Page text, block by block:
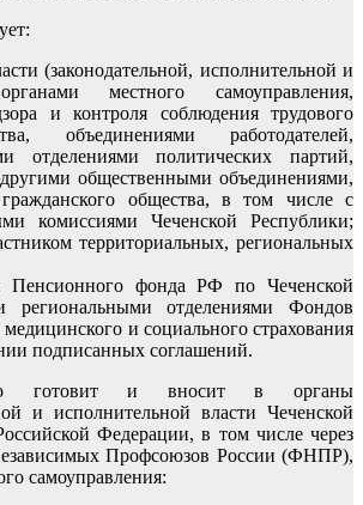
(законодательной, исполнительной и
местного самоуправления,
и контроля соблюдения трудового
объединениями работодателей,
отделениями политических партий,
общественными объединениями,
общества, в том числе с
комиссиями Чеченской Республики;
территориальных, региональных
Пенсионного фонда РФ по Чеченской
региональными отделениями Фондов
медицинского и социального страхования
подписанных соглашений.
готовит и вносит в органы
и исполнительной власти Чеченской
Федерации, в том числе через
Профсоюзов России (ФНПР),
самоуправления: